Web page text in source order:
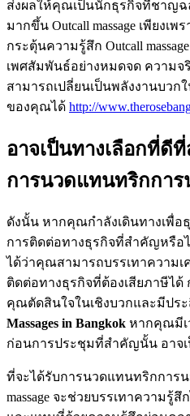
ส่งผลให้คุณเป็นนักธุรกิจที่ชาญฉ
มากขึ้น Outcall massage เพียงเ
กระตุ้นความรู้สึก Outcall
เพศสัมพันธ์อย่างหมดจด ความจ
สามารถเปลี่ยนเป็นพลังงานบวก
ของคุณได้ http://
อาจเป็นทางเลือกที่ดี
การนวดแทนทริกการ
ดังนั้น หากคุณกำลังเดินทางเพื่อ
การติดต่อทางธุรกิจที่สำคัญหรือไ
ได้ว่าคุณสามารถบรรเทาความ
ติดต่อทางธุรกิจที่ต้องเสียภาษีไ
คุณตัดสินใจในเชิงบวกและมีปร
Massages in Bangkok หากคุณมีเ
ก่อนการประชุมที่สำคัญนั้น อาจ
ที่จะได้รับการนวดแทนทริกการน
massage จะช่วยบรรเทาความรู้